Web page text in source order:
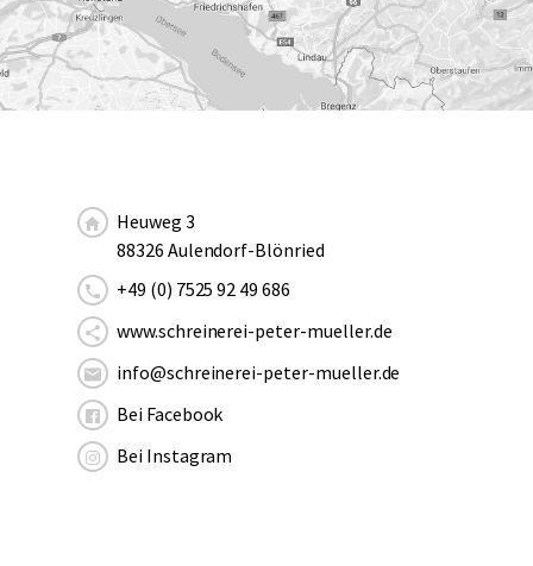
Heuweg 3
88326 Aulendorf-Blönried
+49 (0) 7525 92 49 686
www.schreinerei-peter-mueller.de
info@schreinerei-peter-mueller.de
Bei Facebook
Bei Instagram